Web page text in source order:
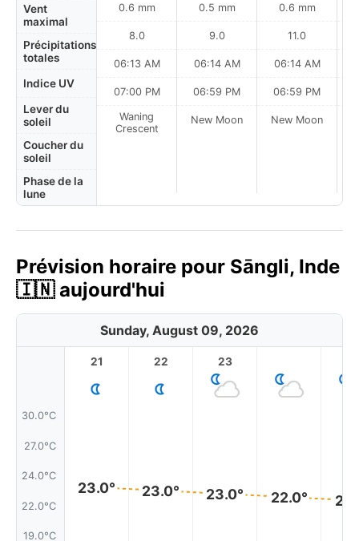
Vent
maximal
Précipitations
totales
Indice UV
Lever du
soleil
Coucher du
soleil
Phase de la
lune
0.6 mm
8.0
06:13 AM
07:00 PM
Waning
Crescent
0.5 mm
9.0
06:14 AM
06:59 PM
New Moon
0.6 mm
11.0
06:14 AM
06:59 PM
New Moon
Prévision horaire pour Sāngli, Inde
🇮🇳 aujourd'hui
Sunday, August 09, 2026
30.0°C
27.0°C
24.0°C
22.0°C
19.0°C
21
23.0°
22
23.0°
23
23.0° 22.0°